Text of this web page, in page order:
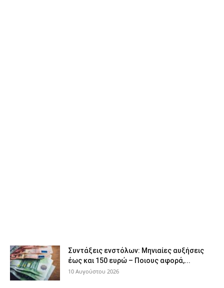
Συντάξεις ενστόλων: Mηνιαίες αυξήσεις
έως και 150 ευρώ – Ποιους αφορά,...
10 Αυγούστου 2026